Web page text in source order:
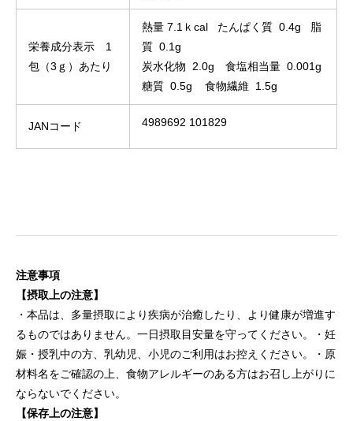
栄養成分表示 1
包（3ｇ）あたり
熱量 7.1ｋcal たんぱく質 0.4g 脂
質 0.1g
炭水化物 2.0g 食塩相当量 0.001g
糖質 0.5g 食物繊維 1.5g
JANコード 4989692 101829
注意事項
【摂取上の注意】
・本品は、多量摂取により疾病が治癒したり、より健康が増進す
るものではありません。一日摂取目安量を守ってください。・妊
娠・授乳中の方、乳幼児、小児のご利用はお控えください。・原
材料名をご確認の上、食物アレルギーのある方はお召し上がりに
ならないでください。
【保存上の注意】